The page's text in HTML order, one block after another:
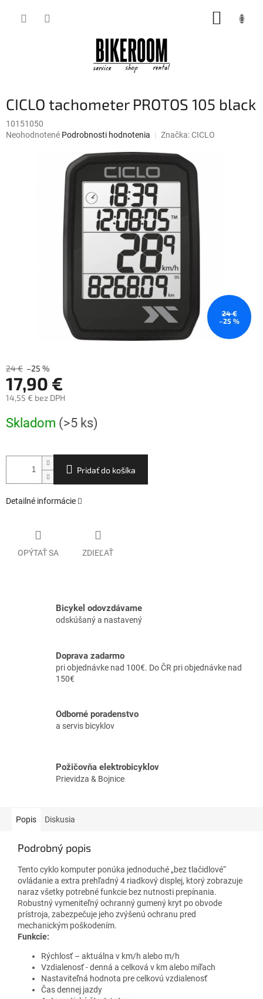
CICLO tachometer PROTOS 105 black
10151050
Priemerné
Neohodnotené Podrobnosti hodnotenia Značka:CICLO
24 €
–25 %
24 € –25 %
17,90 €
14,55 € bez DPH
cena:
Skladom (>5 ks)
Pridať do košíka
Detailné informácie
OPÝTAŤ SA ZDIEĽAŤ
Bicykel odovzdávame
odskúšaný a nastavený
Doprava zadarmo
pri objednávke nad 100€. Do ČR pri objednávke nad
150€
Odborné poradenstvo
a servis bicyklov
Požičovňa elektrobicyklov
Prievidza & Bojnice
Popis Diskusia
Podrobný popis
Tento cyklo komputer ponúka jednoduché „bez tlačidlové“
ovládanie a extra prehľadný 4 riadkový displej, ktorý zobrazuje
naraz všetky potrebné funkcie bez nutnosti prepínania.
Robustný vymeniteľný ochranný gumený kryt po obvode
prístroja, zabezpečuje jeho zvýšenú ochranu pred
mechanickým poškodením.
Funkcie:
Rýchlosť – aktuálna v km/h alebo m/h
Vzdialenosť - denná a celková v km alebo míľach
Nastaviteľná hodnota pre celkovú vzdialenosť
Čas dennej jazdy